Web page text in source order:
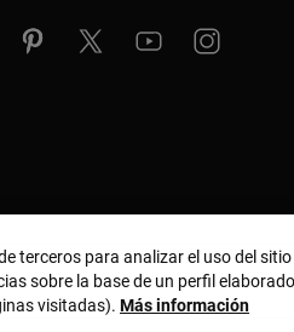
terceros para analizar el uso del
sobre la base de un perfil
visitadas). Más información